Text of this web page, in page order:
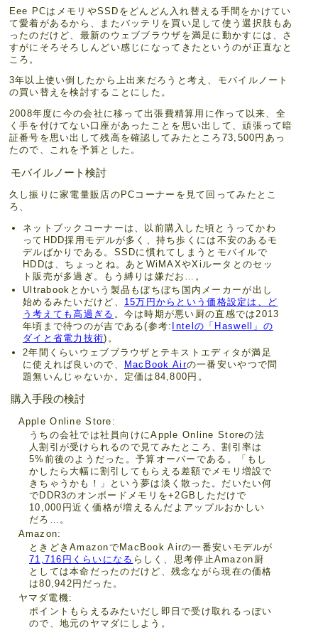
Eee PCはメモリやSSDをどんどん入れ替える手間をかけてい
て愛着があるから、またバッテリを買い足して使う選択肢もあ
ったのだけど、最新のウェブブラウザを満足に動かすには、さ
すがにそろそろしんどい感じになってきたというのが正直なと
ころ。
3年以上使い倒したから上出来だろうと考え、モバイルノート
の買い替えを検討することにした。
2008年度に今の会社に移って出張費精算用に作って以来、全
く手を付けてない口座があったことを思い出して、頑張って暗
証番号を思い出して残高を確認してみたところ73,500円あっ
たので、これを予算とした。
モバイルノート検討
久し振りに家電量販店のPCコーナーを見て回ってみたとこ
ろ、
ネットブックコーナーは、以前購入した頃とうってかわ
ってHDD採用モデルが多く、持ち歩くには不安のあるモ
デルばかりである。SSDに慣れてしまうとモバイルで
HDDは、ちょっとね。あとWiMAXやXiルータとのセッ
ト販売が多過ぎ。もう縛りは嫌だお…。
Ultrabookとかいう製品もぼちぼち国内メーカーが出し
始めるみたいだけど、 15万円からという価格設定は、ど
う考えても高過ぎる 。今は時期が悪い厨の直感では2013
年頃まで待つのが吉である(参考: Intelの「Haswell」の
ダイと省電力技術)。
2年間くらいウェブブラウザとテキストエディタが満足
に使えれば良いので、
MacBook Airの一番安いやつで問
題無いんじゃないか。定価は84,800円。
購入手段の検討
Apple Online Store
うちの会社では社員向けにApple Online Storeの法
人割引が受けられるので見てみたところ、割引率は
5%前後のようだった。予算オーバーである。「もし
かしたら大幅に割引してもらえる差額でメモリ増設で
きちゃうかも！」という夢は淡く散った。だいたい何
でDDR3のオンボードメモリを+2GBしただけで
10,000円近く価格が増えるんだよアップルおかしい
だろ…。
Amazon
ときどきAmazonでMacBook Airの一番安いモデルが
71,716円くらいになる らしく、思考停止Amazon厨
としては本命だったのだけど、残念ながら現在の価格
は80,942円だった。
ヤマダ電機
ポイントもらえるみたいだし即日で受け取れるっぽい
ので、地元のヤマダにしよう。